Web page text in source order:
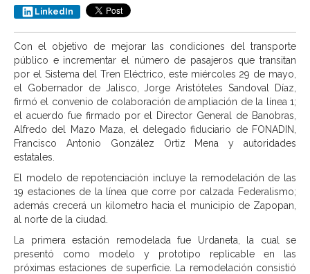
LinkedIn
Con el objetivo de mejorar las condiciones del transporte
público e incrementar el número de pasajeros que transitan
por el Sistema del Tren Eléctrico, este miércoles 29 de mayo,
el Gobernador de Jalisco, Jorge Aristóteles Sandoval Díaz,
firmó el convenio de colaboración de ampliación de la línea 1;
el acuerdo fue firmado por el Director General de Banobras,
Alfredo del Mazo Maza, el delegado fiduciario de FONADIN,
Francisco Antonio González Ortiz Mena y autoridades
estatales.
El modelo de repotenciación incluye la remodelación de las
19 estaciones de la línea que corre por calzada Federalismo;
además crecerá un kilometro hacia el municipio de Zapopan,
al norte de la ciudad.
La primera estación remodelada fue Urdaneta, la cual se
presentó como modelo y prototipo replicable en las
próximas estaciones de superficie. La remodelación consistió